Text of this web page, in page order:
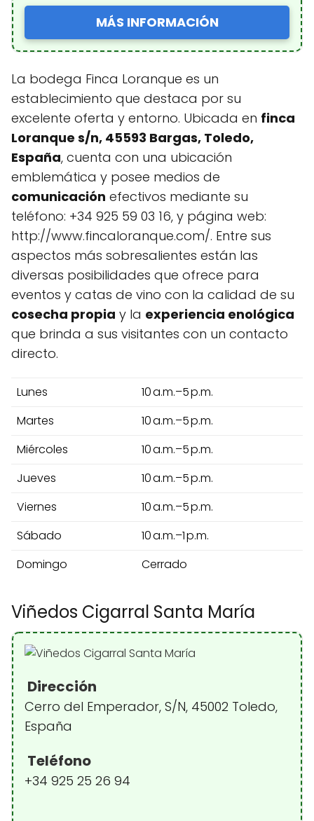
MÁS INFORMACIÓN
La bodega Finca Loranque es un
establecimiento que destaca por su
excelente oferta y entorno. Ubicada en finca
Loranque s/n, 45593 Bargas, Toledo,
España, cuenta con una ubicación
emblemática y posee medios de
comunicación efectivos mediante su
teléfono: +34 925 59 03 16, y página web:
http://www.fincaloranque.com/. Entre sus
aspectos más sobresalientes están las
diversas posibilidades que ofrece para
eventos y catas de vino con la calidad de su
cosecha propia y la experiencia enológica
que brinda a sus visitantes con un contacto
directo.
Lunes
10 a.m.–5 p.m.
Martes
10 a.m.–5 p.m.
Miércoles
10 a.m.–5 p.m.
Jueves
10 a.m.–5 p.m.
Viernes
10 a.m.–5 p.m.
Sábado
10 a.m.–1 p.m.
Domingo
Cerrado
Viñedos Cigarral Santa María
Dirección
Cerro del Emperador, S/N, 45002 Toledo,
España
Teléfono
+34 925 25 26 94